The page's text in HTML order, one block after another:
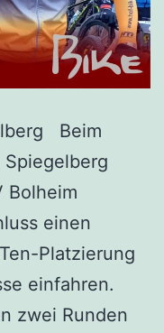
Beim
Bolheim
einen
Platzierung
einfahren.
zwei Runden